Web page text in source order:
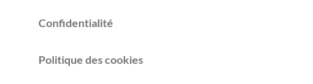
Confidentialité
Politique des cookies